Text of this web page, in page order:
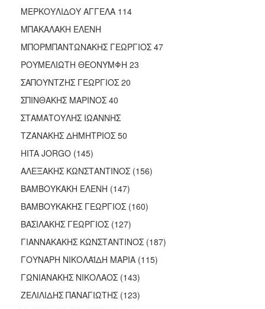
ΤΟΠΟΣ
ΠΟΛΙΤΙΣΜΟΣ
ΠΟΛΗ
ΜΕΡΚΟΥΛΙΔΟΥ ΑΓΓΕΛΑ 114
ΜΠΑΚΑΛΑΚΗ ΕΛΕΝΗ
ΜΠΟΡΜΠΑΝΤΩΝΑΚΗΣ ΓΕΩΡΓΙΟΣ 47
ΡΟΥΜΕΛΙΩΤΗ ΘΕΟΝΥΜΦΗ 23
ΣΑΠΟΥΝΤΖΗΣ ΓΕΩΡΓΙΟΣ 20
ΣΠΙΝΘΑΚΗΣ ΜΑΡΙΝΟΣ 40
ΣΤΑΜΑΤΟΥΛΗΣ ΙΩΑΝΝΗΣ
ΤΖΑΝΑΚΗΣ ΔΗΜΗΤΡΙΟΣ 50
HITA JORGO (145)
ΑΛΕΞΑΚΗΣ ΚΩΝΣΤΑΝΤΙΝΟΣ (156)
ΒΑΜΒΟΥΚΑΚΗ ΕΛΕΝΗ (147)
ΒΑΜΒΟΥΚΑΚΗΣ ΓΕΩΡΓΙΟΣ (160)
ΒΑΣΙΛΑΚΗΣ ΓΕΩΡΓΙΟΣ (127)
ΓΙΑΝΝΑΚΑΚΗΣ ΚΩΝΣΤΑΝΤΙΝΟΣ (187)
ΓΟΥΝΑΡΗ ΝΙΚΟΛΑΪΔΗ ΜΑΡΙΑ (115)
ΓΩΝΙΑΝΑΚΗΣ ΝΙΚΟΛΑΟΣ (143)
ΖΕΛΙΛΙΔΗΣ ΠΑΝΑΓΙΩΤΗΣ (123)